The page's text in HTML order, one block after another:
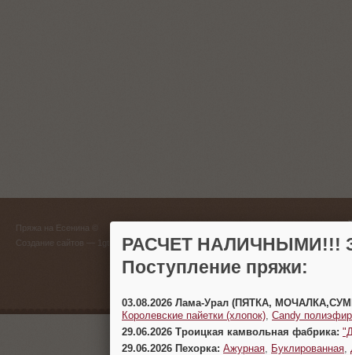
Пряжа на Есенина ©
Создание сайтов
(383)
г.
РАСЧЕТ НАЛИЧНЫМИ!!!
Поступление пряжи:
03.08.2026 Лама-Урал (ПЯТКА,
Королевские пайетки (хлопок) Candy
29.06.2026 Троицкая камвольная фабрика:
29.06.2026 Пехорка: Ажурная Буклированная